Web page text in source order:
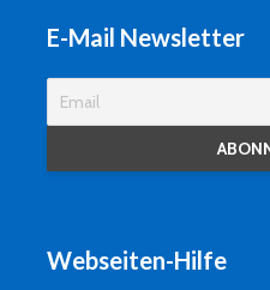
E-Mail Newsletter
Webseiten-Hilfe